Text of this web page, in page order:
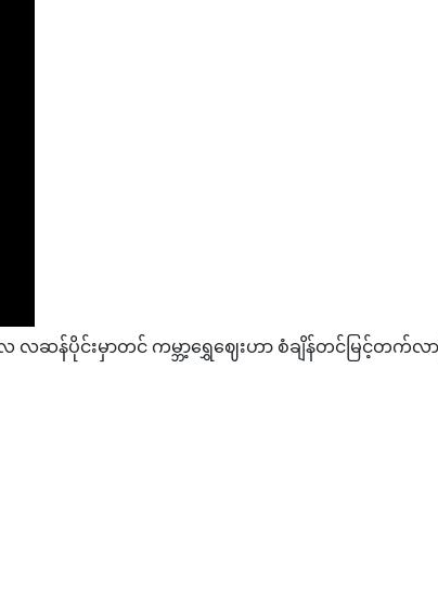
လ လဆန်ပိုင်းမှာတင် ကမ္ဘာ့ရွှေဈေးဟာ စံချိန်တင်မြင့်တက်လ
းအစီအစဉ် (တိုက်ရိုက်)
ယ်များတွင် ပုံမှန်ထက်ပိုပြီး လျှပ်စစ်မီးပြတ်တောက်နိုင်